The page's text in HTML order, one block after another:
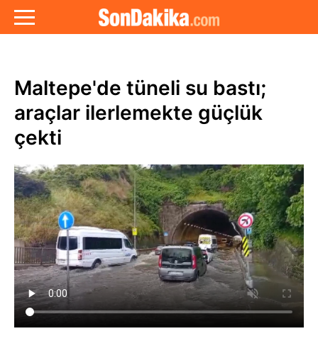
Maltepe'de tüneli su bastı;
araçlar ilerlemekte güçlük
çekti